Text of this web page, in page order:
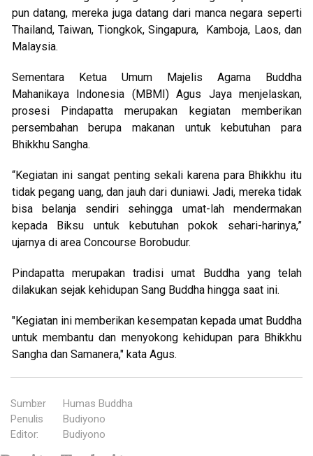
pun datang, mereka juga datang dari manca negara seperti
Thailand, Taiwan, Tiongkok, Singapura, Kamboja, Laos, dan
Malaysia.
Sementara Ketua Umum Majelis Agama Buddha
Mahanikaya Indonesia (MBMI) Agus Jaya menjelaskan,
prosesi Pindapatta merupakan kegiatan memberikan
persembahan berupa makanan untuk kebutuhan para
Bhikkhu Sangha.
“Kegiatan ini sangat penting sekali karena para Bhikkhu itu
tidak pegang uang, dan jauh dari duniawi. Jadi, mereka tidak
bisa belanja sendiri sehingga umat-lah mendermakan
kepada Biksu untuk kebutuhan pokok sehari-harinya,”
ujarnya di area Concourse Borobudur.
Pindapatta merupakan tradisi umat Buddha yang telah
dilakukan sejak kehidupan Sang Buddha hingga saat ini.
"Kegiatan ini memberikan kesempatan kepada umat Buddha
untuk membantu dan menyokong kehidupan para Bhikkhu
Sangha dan Samanera," kata Agus.
Sumber
:
Humas Buddha
Penulis
:
Budiyono
Editor: Budiyono